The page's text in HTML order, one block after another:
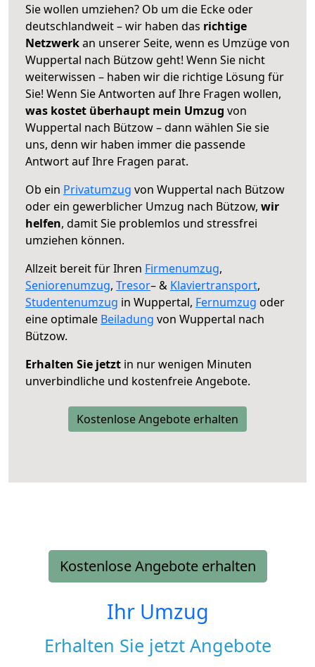
Sie wollen umziehen? Ob um die Ecke oder
deutschlandweit – wir haben das richtige
Netzwerkan unserer Seite, wenn es Umzüge von
Wuppertal nach Bützow geht! Wenn Sie nicht
weiterwissen – haben wir die richtige Lösung für
Sie! Wenn Sie Antworten auf Ihre Fragen wollen,
was kostet überhaupt mein Umzug von
Wuppertal nach Bützow – dann wählen Sie sie
uns, denn wir haben immer die passende
Antwort auf Ihre Fragen parat.
Ob ein Privatumzug von Wuppertal nach Bützow
oder ein gewerblicher Umzug nach Bützow, wir
helfen, damit Sie problemlos und stressfrei
umziehen können.
Allzeit bereit für Ihren Firmenumzug,
Seniorenumzug, Tresor– & Klaviertransport,
Studentenumzug in Wuppertal, Fernumzug oder
eine optimale Beiladung von Wuppertal nach
Bützow.
Erhalten Sie jetzt in nur wenigen Minuten
unverbindliche und kostenfreie Angebote.
Kostenlose Angebote erhalten
Kostenlose Angebote erhalten
Ihr Umzug
Erhalten Sie jetzt Angebote